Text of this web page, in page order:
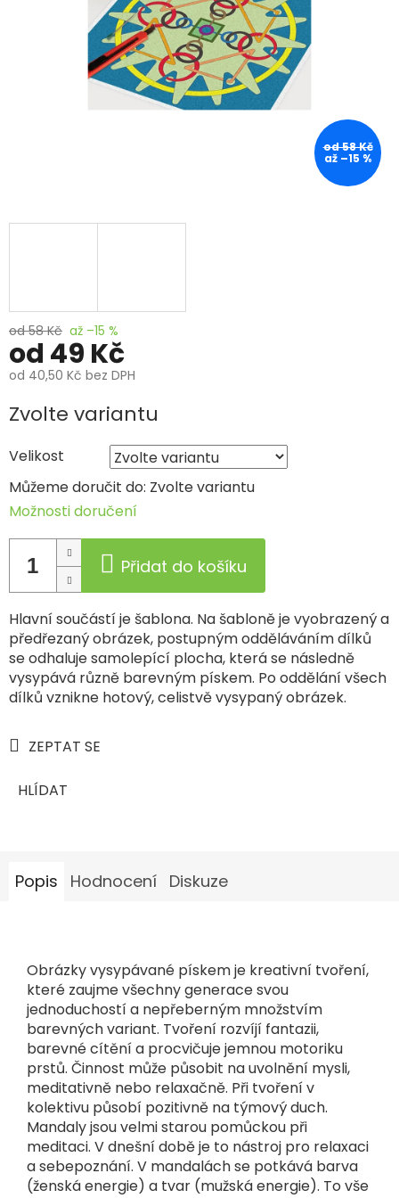
od 58 Kč
až –15 %
od 58 Kč až –15 %
od 49 Kč
od 40,50 Kč bez DPH
Měrná
cena:
Zvolte variantu
Velikost
Můžeme doručit do: Zvolte variantu
Možnosti doručení
Přidat do košíku
Hlavní součástí je šablona. Na šabloně je vyobrazený a
předřezaný obrázek, postupným odděláváním dílků
se odhaluje samolepící plocha, která se následně
vysypává různě barevným pískem. Po oddělání všech
dílků vznikne hotový, celistvě vysypaný obrázek.
ZEPTAT SE
HLÍDAT
Popis Hodnocení Diskuze
Obrázky vysypávané pískem je kreativní tvoření,
které zaujme všechny generace svou
jednoduchostí a nepřeberným množstvím
barevných variant. Tvoření rozvíjí fantazii,
barevné cítění a procvičuje jemnou motoriku
prstů. Činnost může působit na uvolnění mysli,
meditativně nebo relaxačně. Při tvoření v
kolektivu působí pozitivně na týmový duch.
Mandaly jsou velmi starou pomůckou při
meditaci. V dnešní době je to nástroj pro relaxaci
a sebepoznání. V mandalách se potkává barva
(ženská energie) a tvar (mužská energie). To vše